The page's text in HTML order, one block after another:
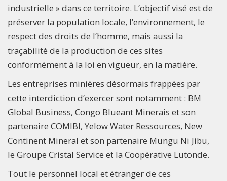
industrielle » dans ce territoire. L’objectif visé est de
préserver la population locale, l’environnement, le
respect des droits de l’homme, mais aussi la
traçabilité de la production de ces sites
conformément à la loi en vigueur, en la matière.
Les entreprises minières désormais frappées par
cette interdiction d’exercer sont notamment : BM
Global Business, Congo Blueant Minerais et son
partenaire COMIBI, Yelow Water Ressources, New
Continent Mineral et son partenaire Mungu Ni Jibu,
le Groupe Cristal Service et la Coopérative Lutonde.
Tout le personnel local et étranger de ces